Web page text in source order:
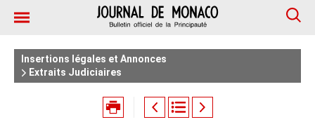
Insertions légales et Annonces
Extraits Judiciaires